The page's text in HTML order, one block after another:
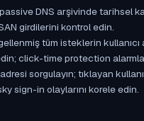
DNS arşivinde tarihsel
girdilerini kontrol edin.
tüm isteklerin kullanıcı
click-time protection
sorgulayın; tıklayan
sign-in olaylarını korele edin.